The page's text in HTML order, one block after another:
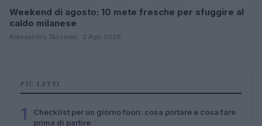
Weekend di agosto: 10 mete fresche per sfuggire al
caldo milanese
Alessandro Tassinari · 2 Ago 2026
PIÙ LETTI
1
Checklist per un giorno fuori: cosa portare e cosa fare
prima di partire